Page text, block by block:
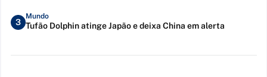
3
Mundo
Tufão Dolphin atinge Japão e deixa China em alerta